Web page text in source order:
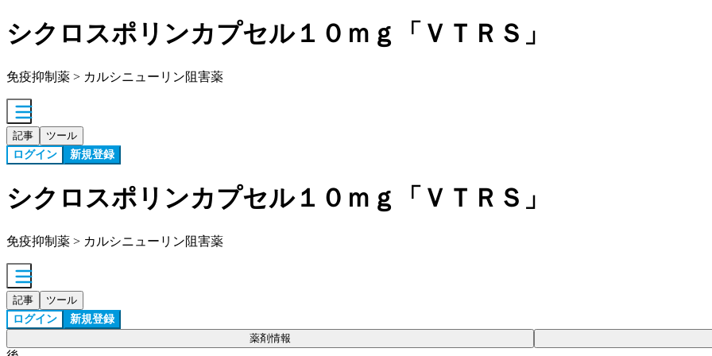
シクロスポリンカプセル１０ｍｇ「ＶＴＲＳ」
免疫抑制薬 > カルシニューリン阻害薬
記事 ツール
ログイン 新規登録
シクロスポリンカプセル１０ｍｇ「ＶＴＲＳ」
免疫抑制薬 > カルシニューリン阻害薬
記事 ツール
ログイン 新規登録
薬剤情報